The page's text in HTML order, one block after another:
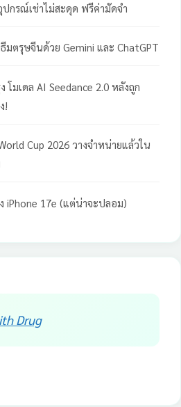
กรณ์เช่าไม่สะดุด ฟรีค่ามัดจำ
มตรุษจีนด้วย Gemini และ ChatGPT
โมเดล AI Seedance 2.0 หลังถูก
!
Cup 2026 วางจำหน่ายแล้วใน
iPhone 17e (แต่น่าจะปลอม)
Drug